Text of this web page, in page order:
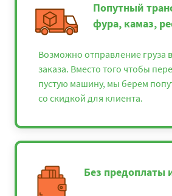
Попутный
фура, камаз,
Возможно отправление груза
заказа. Вместо того чтобы
пустую машину, мы берем
со скидкой для клиента.
Без предоплаты